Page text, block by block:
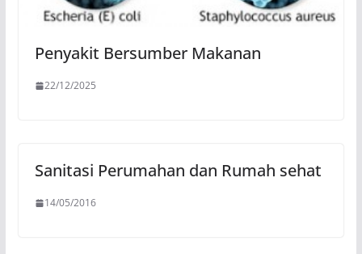
Penyakit Bersumber Makanan
22/12/2025
Sanitasi Perumahan dan Rumah sehat
14/05/2016